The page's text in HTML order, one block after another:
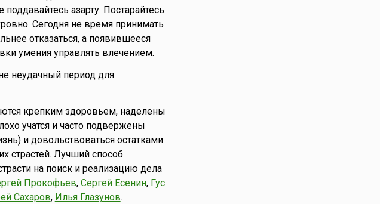
азарту. Постарайтесь
Сегодня не время принимать
отказаться, а появившееся
умения управлять влечением.
неудачный период для
крепким здоровьем, наделены
учатся и часто подвержены
и довольствоваться остатками
страстей. Лучший способ
на поиск и реализацию дела
Прокофьев, Сергей Есенин, Гус
Сахаров, Илья Глазунов.